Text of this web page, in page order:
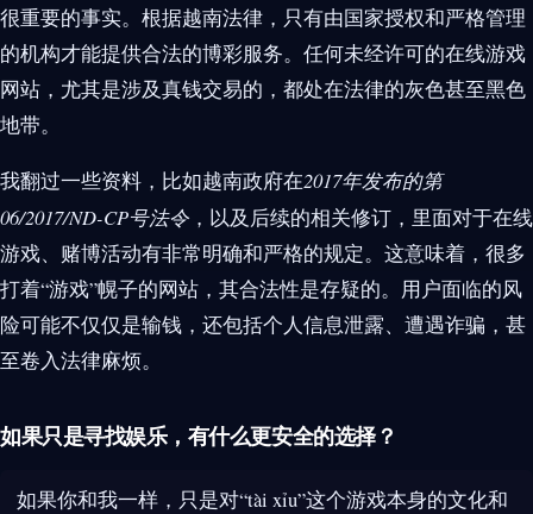
很重要的事实。根据越南法律，只有由国家授权和严格管理
的机构才能提供合法的博彩服务。任何未经许可的在线游戏
网站，尤其是涉及真钱交易的，都处在法律的灰色甚至黑色
地带。
我翻过一些资料，比如越南政府在2017年发布的第
06/2017/ND-CP号法令 ，以及后续的相关修订，里面对于在线
游戏、赌博活动有非常明确和严格的规定。这意味着，很多
打着“游戏”幌子的网站，其合法性是存疑的。用户面临的风
险可能不仅仅是输钱，还包括个人信息泄露、遭遇诈骗，甚
至卷入法律麻烦。
如果只是寻找娱乐，有什么更安全的选择？
如果你和我一样，只是对“tài xỉu”这个游戏本身的文化和